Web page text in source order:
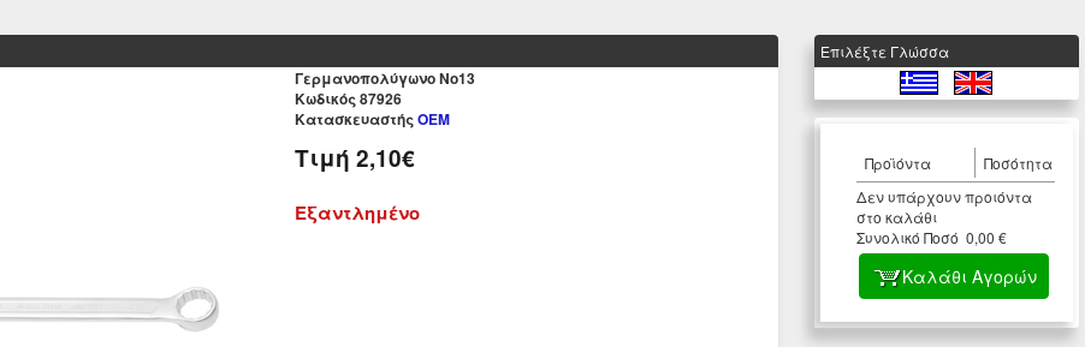
Γερμανοπολύγωνο Νο13
Kωδικός 87926
ΚατασκευαστήςOEM
Τιμή 2,10€
Εξαντλημένο
Eπιλέξτε Γλώσσα
Προϊόντα
Ποσότητα
Δεν υπάρχουν προιόντα
στο καλάθι
Συνολικό Ποσό 0,00 €
Καλάθι Αγορών